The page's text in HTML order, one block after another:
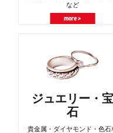
など
more >
ジュエリー・宝
石
貴金属・ダイヤモンド・色石